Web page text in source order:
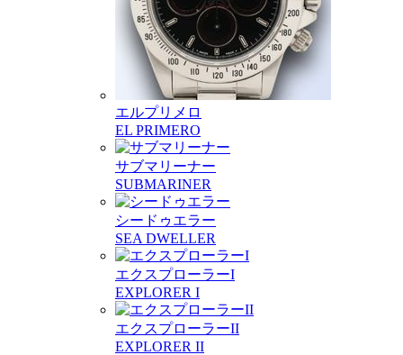
エルプリメロ
EL PRIMERO
サブマリーナー
SUBMARINER
シードゥエラー
SEA DWELLER
エクスプローラーI
EXPLORER I
エクスプローラーII
EXPLORER II